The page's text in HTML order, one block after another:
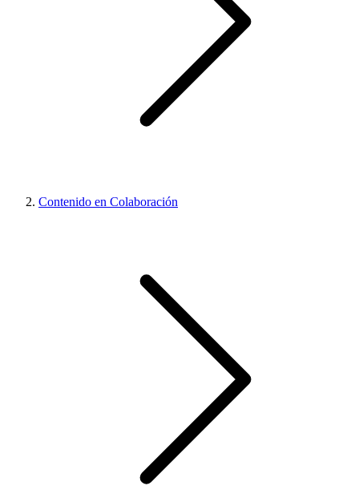
Contenido en Colaboración